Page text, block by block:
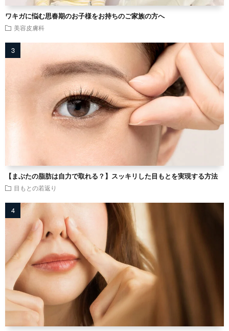
ワキガに悩む思春期のお子様をお持ちのご家族の方へ
美容皮膚科
【まぶたの脂肪は自力で取れる？】スッキリした目もとを実現する方法
目もとの若返り